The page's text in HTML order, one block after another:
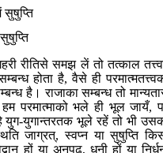
सुषुप्ति
रीतिसे समझ लें तो तत्काल
होता है, वैसे ही
है। राजाका सम्बन्ध तो
परमात्माको भले ही भूल जायँ,
युगान्तरतक भूले रहें तो भी
जाग्रत्, स्वप्न या सुषुप्ति
हों या अनपढ़, धनी हों या